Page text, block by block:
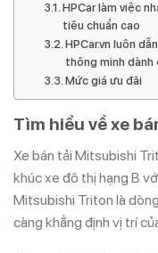
HPCar làm việc
tiêu chuẩn cao
HPCar.vn luôn
thông minh dành
Mức giá ưu đãi
Tìm hiểu về xe
Xe bán tải Mitsubishi
khúc xe đô thị hạng B
Mitsubishi Triton là
càng khẳng định vị trí